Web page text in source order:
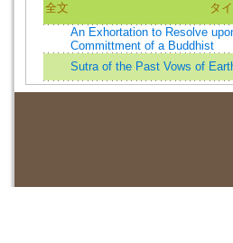
全文
タ
An Exhortation to Resolve
Committment of a Buddhist
Sutra of the Past Vows of